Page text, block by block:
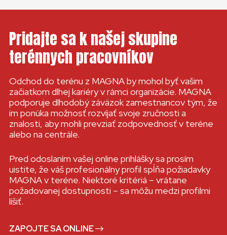
Pridajte sa k našej skupine
terénnych pracovníkov
Odchod do terénu z MAGNA by mohol byť vašim
začiatkom dlhej kariéry v rámci organizácie. MAGNA
podporuje dlhodobý záväzok zamestnancov tým, že
im ponúka možnosť rozvíjať svoje zručnosti a
znalosti, aby mohli prevziať zodpovednosť v teréne
alebo na centrále.
Pred odoslaním vašej online prihlášky sa prosím
uistite, že váš profesionálny profil spĺňa požiadavky
MAGNA v teréne. Niektoré kritériá – vrátane
požadovanej dostupnosti – sa môžu medzi profilmi
líšiť.
ZAPOJTE SA ONLINE